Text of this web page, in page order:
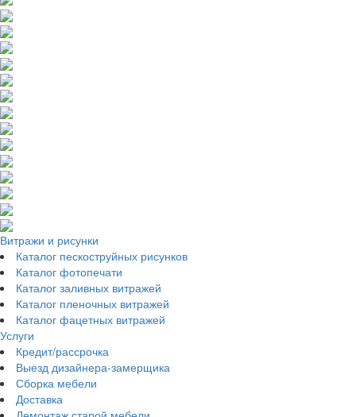
Витражи и рисунки
Каталог пескоструйных рисунков
Каталог фотопечати
Каталог заливных витражей
Каталог пленочных витражей
Каталог фацетных витражей
Услуги
Кредит/рассрочка
Выезд дизайнера-замерщика
Сборка мебели
Доставка